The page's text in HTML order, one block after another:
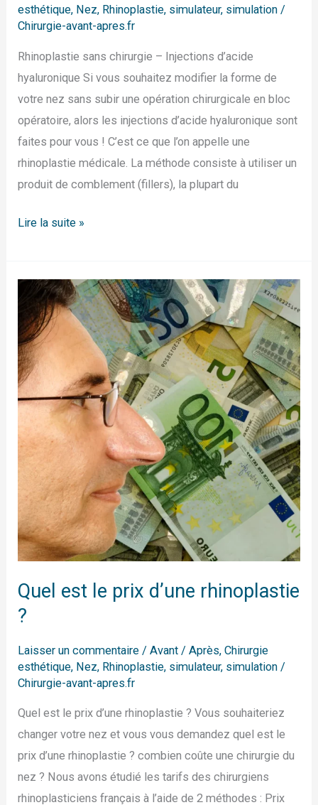
esthétique, Nez, Rhinoplastie, simulateur, simulation /
Chirurgie-avant-apres.fr
Rhinoplastie sans chirurgie – Injections d’acide
hyaluronique Si vous souhaitez modifier la forme de
votre nez sans subir une opération chirurgicale en bloc
opératoire, alors les injections d’acide hyaluronique sont
faites pour vous ! C’est ce que l’on appelle une
rhinoplastie médicale. La méthode consiste à utiliser un
produit de comblement (fillers), la plupart du
Lire la suite »
Quel est le prix d’une rhinoplastie
?
Laisser un commentaire /Avant / Après,Chirurgie
esthétique, Nez, Rhinoplastie, simulateur, simulation /
Chirurgie-avant-apres.fr
Quel est le prix d’une rhinoplastie ? Vous souhaiteriez
changer votre nez et vous vous demandez quel est le
prix d’une rhinoplastie ? combien coûte une chirurgie du
nez ? Nous avons étudié les tarifs des chirurgiens
rhinoplasticiens français à l’aide de 2 méthodes : Prix
Quel
le
prix
d’une
rhinoplastie